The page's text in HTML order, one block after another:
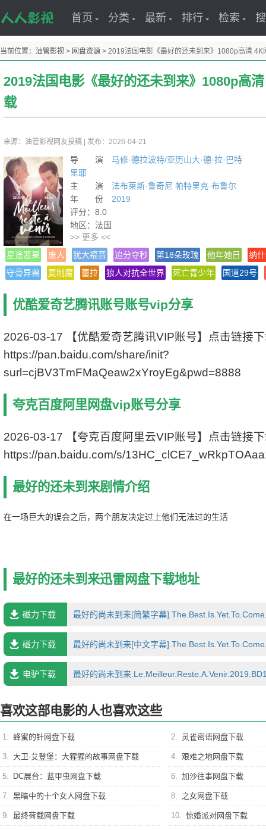
首页 分类 最新 排行 检索
当前位置： 油管影视 > 网盘资源 > 2019法国电影《最好的还未到来》1080p高清 4K
2019法国电影《最好的还未到来》1080p高
载
来源：油管影视网友投稿 发布：2026-04-21
导 演 马修·德拉波特/亚历山大·德·拉·巴特
里耶
主 演 法布莱斯·鲁奇尼 帕特里克·布鲁尔
年 份 2019
评分：8.0
地区：法国
片长：117分钟
导演：马修·德拉波特 / 亚历山大·德·拉·巴特里耶
热度：1213℃
类型：剧情/喜剧
编剧：马修·德拉波特 / 亚历山大·德·拉·巴特里耶
状态：1080p/4k高清
更新：2021-09-02
影片别名：陪你玩最大(台) / The Best Is Yet To
Come
>> 更多 <<
星途恶果
废人 犹大福音 追分夺秒 第18朵玫瑰 他年她日
纳
守骨异兽
复制魔 蕾拉 狼人对抗全世界 死亡青少年 国道29号
优酷爱奇艺腾讯账号账号vip分享
2026-03-17 【优酷爱奇艺腾讯VIP账号】点击链接
https://pan.baidu.com/share/init?
surl=cjBV3TmFMaQeaw2xYroyEg&pwd=8888
夸克百度阿里网盘vip账号分享
2026-03-17 【夸克百度阿里云VIP账号】点击链接
https://pan.baidu.com/s/
最好的还未到来剧情介绍
在一场巨大的误会之后，两个朋友决定过上他们无法过的生活
最好的还未到来迅雷网盘下载地址
磁力下载 最好的尚未到来[简繁字幕].The.Best.Is.Yet.To.Come.2019.『1080P蓝
磁力下载 最好的尚未到来[中文字幕].The.Best.Is.Yet.To.Come.2019.4K高清
电驴下载 最好的尚未到来
喜欢这部电影的人也喜欢这些
1. 蜂蜜的针网盘下载 2. 灵雀密语网盘下载
3. 大卫·艾登堡：大猩猩的故事网盘下载 4. 艰难之地网盘下载
5. DC展台：蓝甲虫网盘下载 6. 加沙往事网盘下载
7. 黑暗中的十个女人网盘下载 8. 之女网盘下载
9. 最终荷载网盘下载 10. 惊婚派对网盘下载